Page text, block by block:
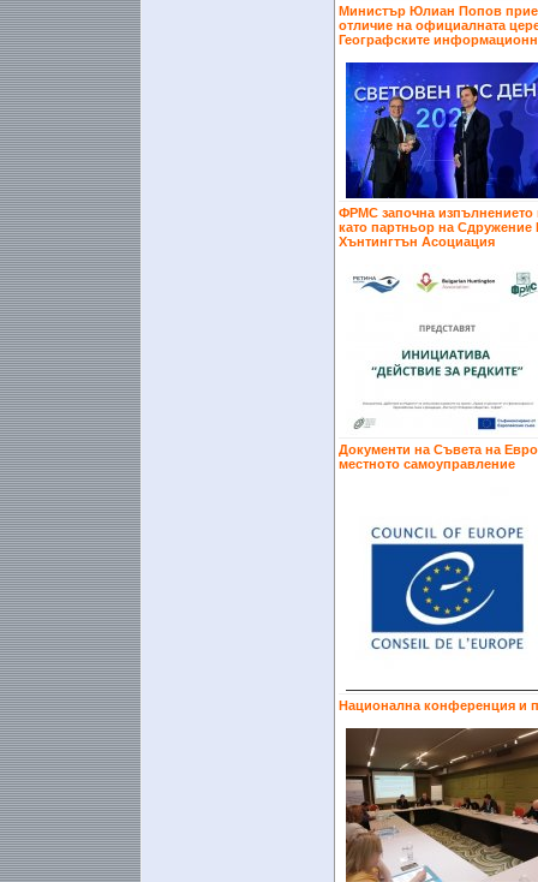
Министър Юлиан Попов
отличие на официалната
Географските
ФРМС започна изпълнението
като партньор на Сдружение
Хънтингтън Асоциация
Документи на Съвета на
местното самоуправление
Национална конференция и